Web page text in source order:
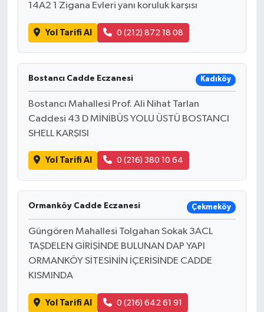
14A2 1 Zigana Evleri yanı koruluk karşısı
Yol Tarifi Al 0 (212) 872 18 08
Bostancı Cadde Eczanesi Kadıköy
Bostancı Mahallesi Prof. Ali Nihat Tarlan
Caddesi 43 D MİNİBÜS YOLU ÜSTÜ BOSTANCI
SHELL KARŞISI
Yol Tarifi Al 0 (216) 380 10 64
Ormanköy Cadde Eczanesi Çekmeköy
Güngören Mahallesi Tolgahan Sokak 3ACL
TAŞDELEN GİRİŞİNDE BULUNAN DAP YAPI
ORMANKÖY SİTESİNİN İÇERİSİNDE CADDE
KISMINDA
Yol Tarifi Al 0 (216) 642 61 91